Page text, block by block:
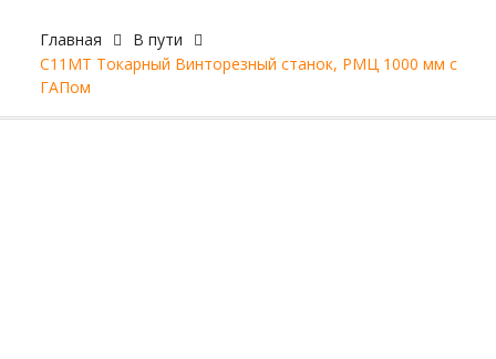
Главная
В пути
С11МТ Токарный Винторезный станок, РМЦ 1000 мм с
ГАПом